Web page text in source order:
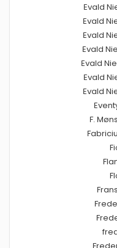
Evald
Evald
Evald
Evald
Evald
Evald
Evald
F.